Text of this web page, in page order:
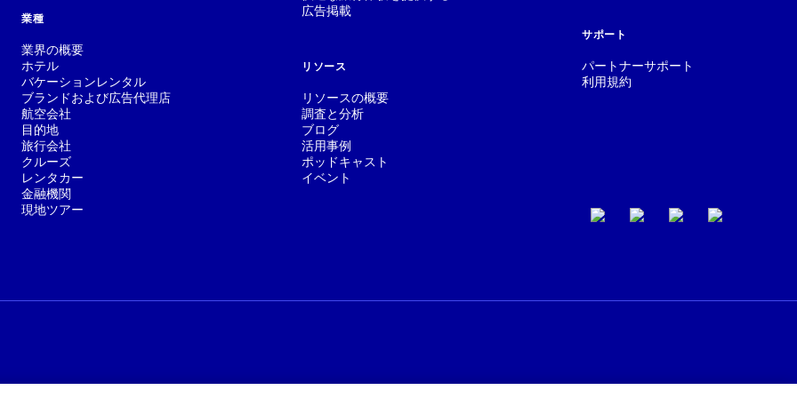
業種
業界の概要
ホテル
バケーションレンタル
ブランドおよび広告代理店
航空会社
目的地
旅行会社
クルーズ
レンタカー
金融機関
現地ツアー
広告掲載
リソース
リソースの概要
調査と分析
ブログ
活用事例
ポッドキャスト
イベント
サポート
パートナーサポート
利用規約